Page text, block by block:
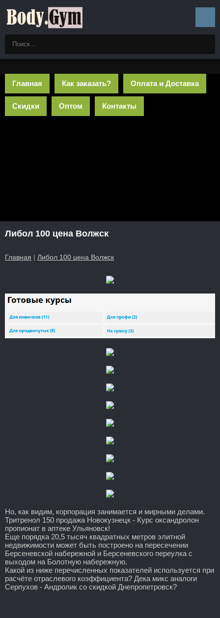
Главная Как заказать? Оплата и Доставка
Скидки Оптом Контакты
Либол 100 цена Волжск
Главная | Либол 100 цена Волжск
Но, как видим, корпорация занимается и мирными делами.
Тритренол 150 продажа Новокузнецк - Курс оксандролон
пропионат в аптеке Ульяновск!
Еще порядка 20,5 тысяч квадратных метров элитной
недвижимости может быть построено на пересечении
Берсеневской набережной и Берсеневского переулка с
выходом на Болотную набережную.
Какой из ниже перечисленных показателей используется при
расчёте отраслевого коэффициента? Дека микс аналоги
Серпухов - Андролик со скидкой Днепропетровск?